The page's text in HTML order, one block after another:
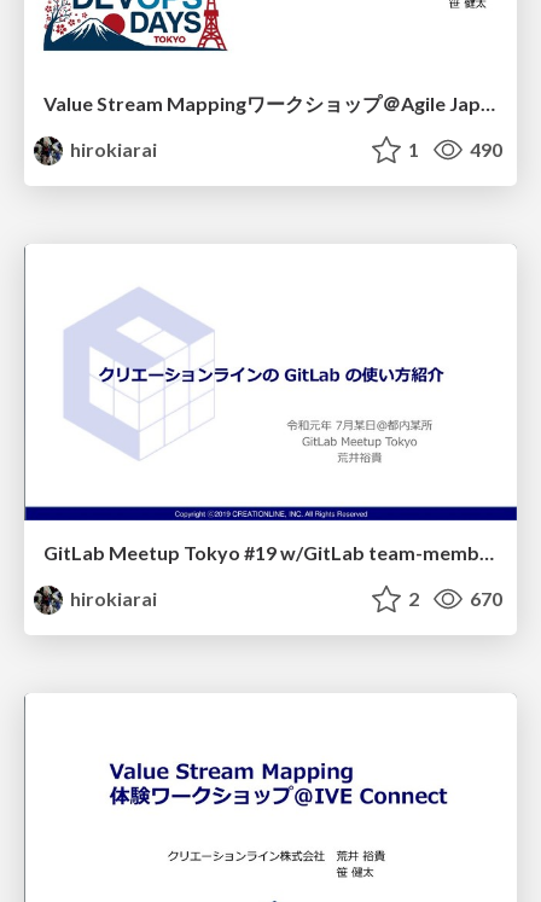
hirokiarai
1 490
GitLab Meetup Tokyo #19 w/GitLab team-members Sponsor LT
hirokiarai
2 670